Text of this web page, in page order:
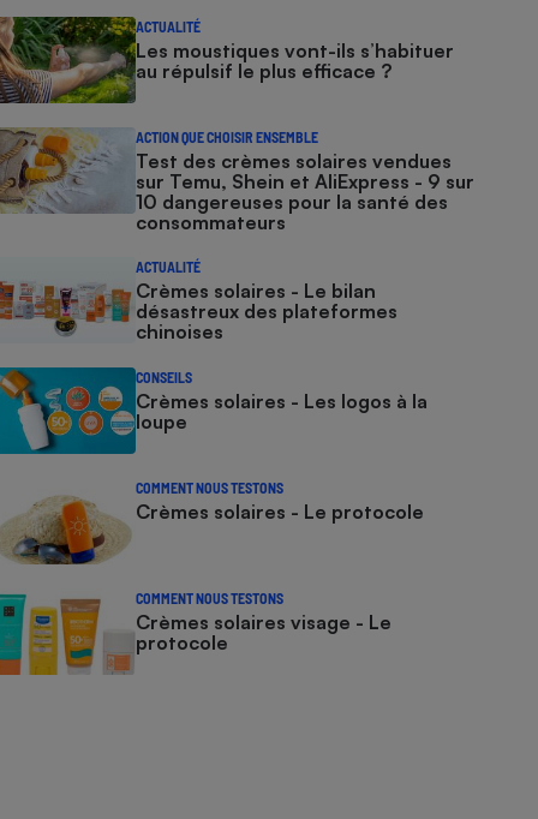
ACTUALITÉ
Les moustiques vont-ils s’habituer
au répulsif le plus efficace ?
ACTION QUE CHOISIR ENSEMBLE
Test des crèmes solaires vendues
sur Temu, Shein et AliExpress - 9 sur
10 dangereuses pour la santé des
consommateurs
ACTUALITÉ
Crèmes solaires - Le bilan
désastreux des plateformes
chinoises
CONSEILS
Crèmes solaires - Les logos à la
loupe
COMMENT NOUS TESTONS
Crèmes solaires - Le protocole
COMMENT NOUS TESTONS
Crèmes solaires visage - Le
protocole